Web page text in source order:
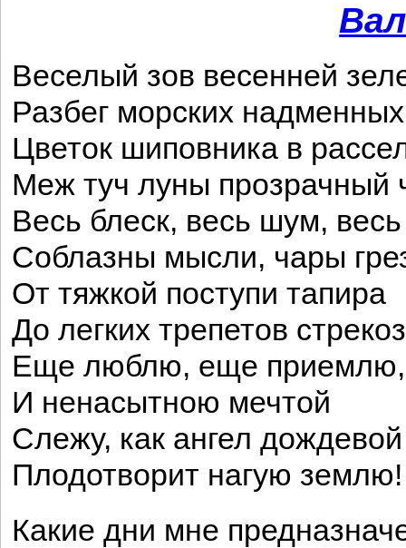
Веселый зов весенней
Разбег морских
Цветок шиповника в
Меж туч луны прозрачный
Весь блеск, весь шум,
Соблазны мысли, чары
От тяжкой поступи тапира
До легких трепетов
Еще люблю, еще приемлю,
И ненасытною мечтой
Слежу, как ангел дождевой
Плодотворит нагую землю!
Какие дни мне